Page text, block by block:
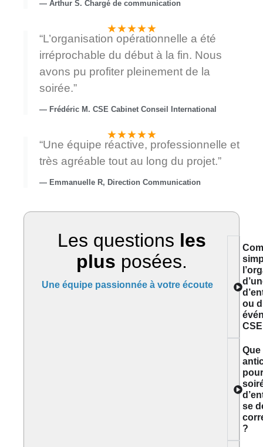
— Arthur S. Chargé de communication
★★★★★
“L’organisation opérationnelle a été
irréprochable du début à la fin. Nous
avons pu profiter pleinement de la
soirée.”
— Frédéric M. CSE Cabinet Conseil International
★★★★★
“Une équipe réactive, professionnelle et
très agréable tout au long du projet.”
— Emmanuelle R, Direction Communication
Les questions les
plus posées.
Une équipe passionnée à votre écoute
ou
Que
se
?